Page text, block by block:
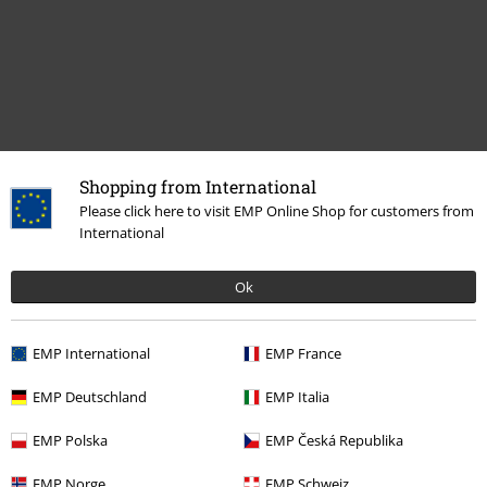
Shopping from International
Please click here to visit EMP Online Shop for customers from
International
Ok
EMP International EMP France
EMP Deutschland EMP Italia
EMP Polska EMP Česká Republika
Naposledy navštívené
Kč 1.359,00